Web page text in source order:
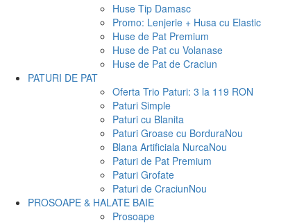
Huse Tip Damasc
Promo: Lenjerie + Husa cu Elastic
Huse de Pat Premium
Huse de Pat cu Volanase
Huse de Pat de Craciun
PATURI DE PAT
Oferta Trio Paturi: 3 la 119 RON
Paturi Simple
Paturi cu Blanita
Paturi Groase cu BorduraNou
Blana Artificiala NurcaNou
Paturi de Pat Premium
Paturi Grofate
Paturi de CraciunNou
PROSOAPE & HALATE BAIE
Prosoape